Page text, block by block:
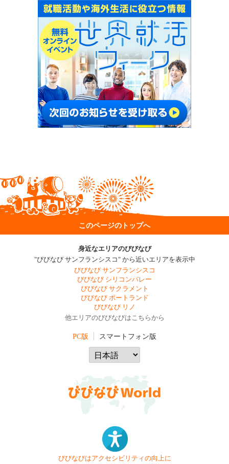
このページのトップへ
身近なエリアのびびなび
"びびなび サンフランシスコ" から近いエリアを表示中
びびなび サンフランシスコ
びびなび シリコンバレー
びびなび サクラメント
びびなび ポートランド
びびなび リノ
他エリアのびびなびはこちらから
PC版 スマートフォン版
びびなびはアクセシビリティの向上に